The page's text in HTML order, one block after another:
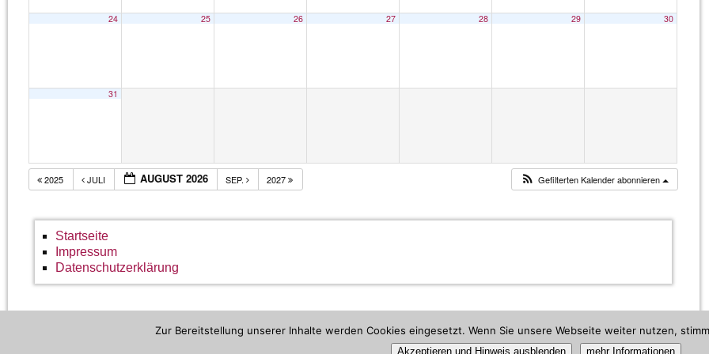
24 25 26 27 28 29 30
31
2025 JULI AUGUST 2026 SEP. 2027 Gefilterten Kalender abonnieren
Startseite
Impressum
Datenschutzerklärung
Zur Bereitstellung unserer Inhalte werden Cookies eingesetzt. Wenn Sie unsere Webseite weiter nutzen,
Akzeptieren und Hinweis ausblenden mehr Informationen